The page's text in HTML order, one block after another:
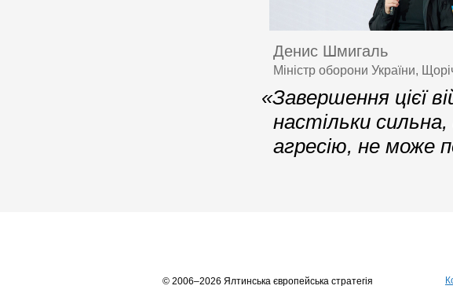
Денис Шмигаль
Міністр оборони України,
«Завершення цієї
настільки
агресію, не може
© 2006–2026 Ялтинська європейська стратегія